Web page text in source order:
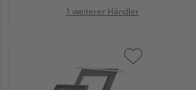
1 weiterer Händler